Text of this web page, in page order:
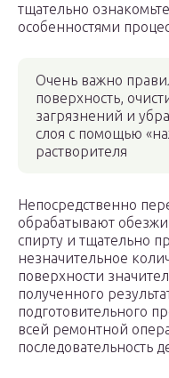
тщательно
особенностями
Очень важно
поверхность,
загрязнений и
слоя с помощью
растворителя
Непосредственно
обрабатывают
спирту и тщательно
незначительное
поверхности
полученного
подготовительного
всей ремонтной
последовательность